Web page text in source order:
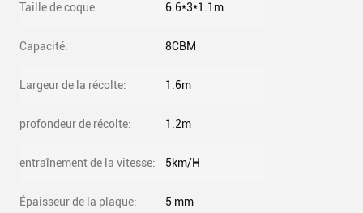
Taille de coque: 6.6*3*1.1m
Capacité: 8CBM
Largeur de la récolte: 1.6m
profondeur de récolte: 1.2m
entraînement de la vitesse: 5km/H
Épaisseur de la plaque: 5 mm